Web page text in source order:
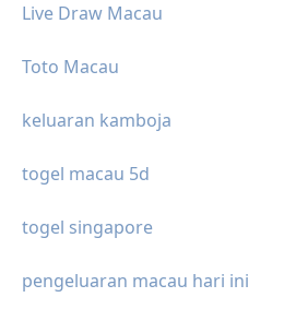
Live Draw Macau
Toto Macau
keluaran kamboja
togel macau 5d
togel singapore
pengeluaran macau hari ini